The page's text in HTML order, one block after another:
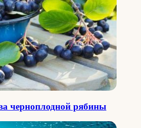
черноплодной рябины